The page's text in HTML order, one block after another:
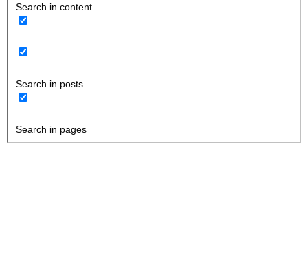
Search in content
Search in posts
Search in pages